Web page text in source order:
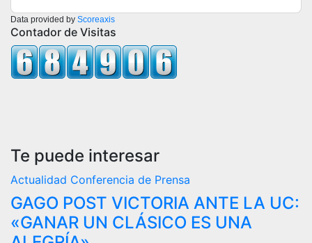
Data provided by Scoreaxis
Contador de Visitas
Te puede interesar
Actualidad Conferencia de Prensa
GAGO POST VICTORIA ANTE LA UC:
«GANAR UN CLÁSICO ES UNA